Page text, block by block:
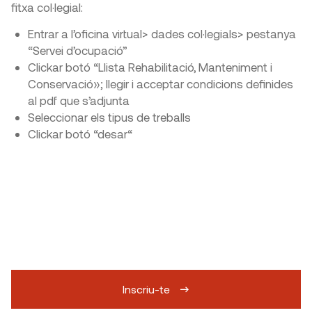
fitxa col·legial:
Entrar a l’oficina virtual> dades col·legials> pestanya
“Servei d’ocupació”
Clickar botó “Llista Rehabilitació, Manteniment i
Conservació»; llegir i acceptar condicions definides
al pdf que s’adjunta
Seleccionar els tipus de treballs
Clickar botó “desar“
Inscriu-te